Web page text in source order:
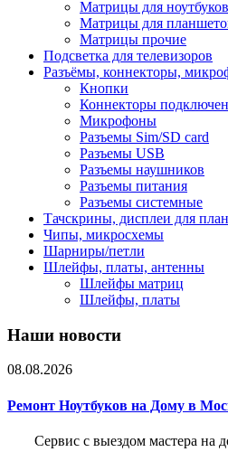
Матрицы для ноутбуков
Матрицы для
Матрицы прочие
Подсветка для телевизоров
Разъёмы, коннекторы,
Кнопки
Коннекторы
Микрофоны
Разъемы Sim/SD card
Разъемы USB
Разъемы наушников
Разъемы питания
Разъемы системные
Тачскрины, дисплеи для
Чипы, микросхемы
Шарниры/петли
Шлейфы, платы, антенны
Шлейфы матриц
Шлейфы, платы
Наши новости
08.08.2026
Ремонт Ноутбуков на Дому в
Сервис с выездом мастера на